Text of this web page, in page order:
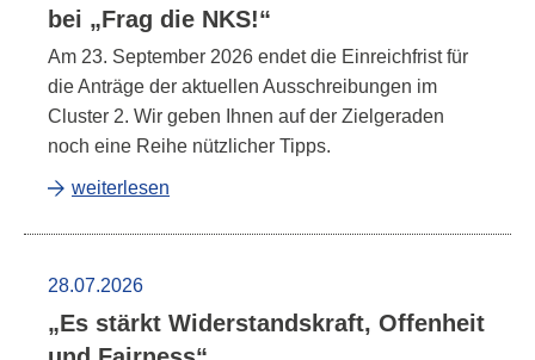
bei „Frag die NKS!“
Am 23. September 2026 endet die Einreichfrist für
die Anträge der aktuellen Ausschreibungen im
Cluster 2. Wir geben Ihnen auf der Zielgeraden
noch eine Reihe nützlicher Tipps.
weiterlesen
28.07.2026
„Es stärkt Widerstandskraft, Offenheit